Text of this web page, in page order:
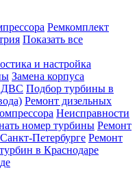
Ремкомплект
Показать все
и настройка
Замена корпуса
ДВС Подбор турбины в
Ремонт дизельных
Неисправности
номер турбины Ремонт
Петербурге Ремонт
в Краснодаре